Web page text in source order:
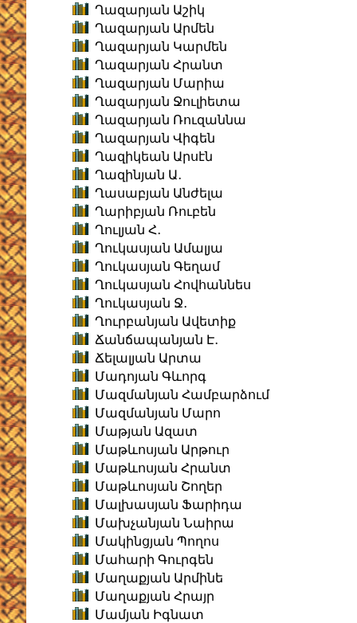
Ղազարյան Աշիկ
Ղազարյան Արմեն
Ղազարյան Կարմեն
Ղազարյան Հրանտ
Ղազարյան Մարիա
Ղազարյան Ջուլիետա
Ղազարյան Ռուզաննա
Ղազարյան Վիգեն
Ղազիկեան Արսէն
Ղազինյան Ա․
Ղասաբյան Անժելա
Ղարիբյան Ռուբեն
Ղուլյան Հ․
Ղուկասյան Ամալյա
Ղուկասյան Գեղամ
Ղուկասյան Հովհաննես
Ղուկասյան Ջ․
Ղուրբանյան Ավետիք
Ճանճապանյան Է․
Ճելալյան Արտա
Մադոյան Գևորգ
Մազմանյան Համբարձում
Մազմանյան Մարո
Մաթյան Ազատ
Մաթևոսյան Արթուր
Մաթևոսյան Հրանտ
Մաթևոսյան Շողեր
Մալխասյան Ֆարիդա
Մախչանյան Նաիրա
Մակինցյան Պողոս
Մահարի Գուրգեն
Մաղաքյան Արմինե
Մաղաքյան Հրայր
Մամյան Իգնատ